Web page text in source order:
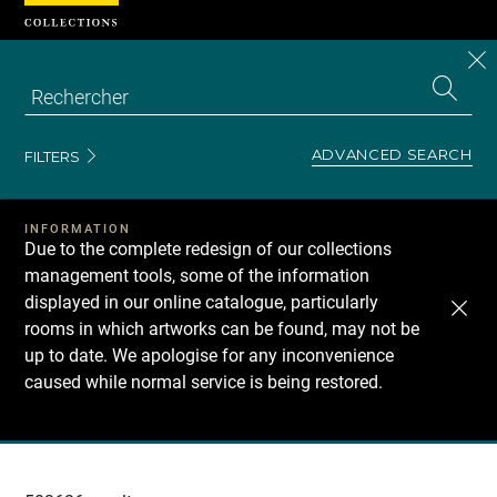
FILTERS ADVANCED SEARCH
INFORMATION
Due to the complete redesign of our collections
management tools, some of the information
displayed in our online catalogue, particularly
rooms in which artworks can be found, may not be
up to date. We apologise for any inconvenience
caused while normal service is being restored.
Recherche
Cookies management panel